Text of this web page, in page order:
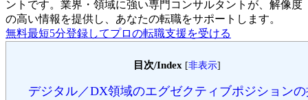
ントです。 業界・領域に強い専門コンサルタントが、解像度
の高い情報を提供し、あなたの転職をサポートします。
無料最短5分登録してプロの転職支援を受ける
目次/Index [非表示]
デジタル／DX領域のエグゼクティブポジション